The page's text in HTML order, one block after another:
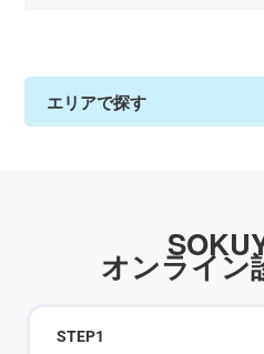
エリアで探す
オンライン
STEP1